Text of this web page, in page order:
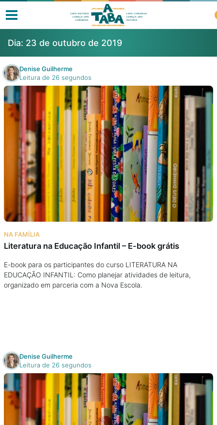
Livros
Resenhas
Clube de Leitores
Listas
Como ler?
Na escola
Na família
Colunas
Cursos On line
E-Books
Eventos
Dia: 23 de outubro de 2019
Denise Guilherme
Leitura de 26 segundos
NA FAMÍLIA
Literatura na Educação Infantil – E-book grátis
E-book para os participantes do curso LITERATURA NA
EDUCAÇÃO INFANTIL: Como planejar atividades de leitura,
organizado em parceria com a Nova Escola.
Denise Guilherme
Leitura de 26 segundos